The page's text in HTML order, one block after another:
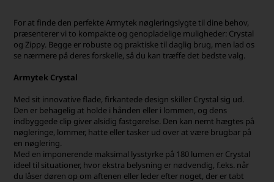
For at finde den perfekte Armytek nøgleringslygte til dine behov,
præsenterer vi to kompakte og genopladelige muligheder: Crystal
og Zippy. Begge er robuste og praktiske til daglig brug, men lad os
se nærmere på deres forskelle, så du kan træffe det bedste valg.
Armytek Crystal
Med sit innovative flade, firkantede design skiller Crystal sig ud.
Den er behagelig at holde i hånden eller i lommen, og dens
indbyggede clip giver alsidig fastgørelse. Den kan nemt hægtes på
nøgleringe, lommer, hatte eller tasker ud over at være brugbar på
en nøglering.
Med en imponerende maksimal lysstyrke på 180 lumen er Crystal
ideel til situationer, hvor ekstra belysning er nødvendig, f.eks. når
du låser døren op om aftenen eller leder efter noget, der er tabt